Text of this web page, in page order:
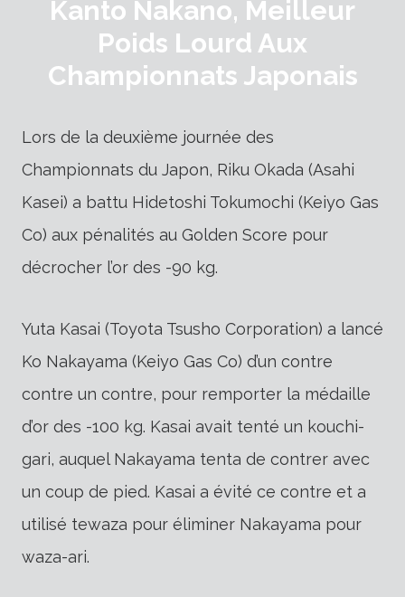
Kanto Nakano, Meilleur
Poids Lourd Aux
Championnats Japonais
Lors de la deuxième journée des
Championnats du Japon, Riku Okada (Asahi
Kasei) a battu Hidetoshi Tokumochi (Keiyo Gas
Co) aux pénalités au Golden Score pour
décrocher l’or des -90 kg.
Yuta Kasai (Toyota Tsusho Corporation) a lancé
Ko Nakayama (Keiyo Gas Co) d’un contre
contre un contre, pour remporter la médaille
d’or des -100 kg. Kasai avait tenté un kouchi-
gari, auquel Nakayama tenta de contrer avec
un coup de pied. Kasai a évité ce contre et a
utilisé tewaza pour éliminer Nakayama pour
waza-ari.